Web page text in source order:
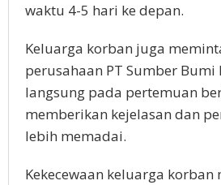
waktu 4-5 hari ke depan.
Keluarga korban juga
perusahaan PT Sumber
langsung pada pertemuan
memberikan kejelasan dan
lebih memadai.
Kekecewaan keluarga